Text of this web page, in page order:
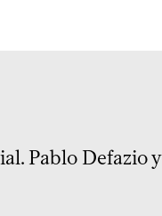
Pablo Defazio y